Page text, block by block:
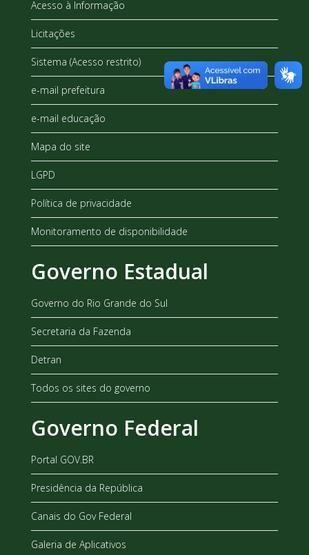
Acesso à Informação
Licitações
Sistema (Acesso restrito)
e-mail prefeitura
e-mail educação
Mapa do site
LGPD
Política de privacidade
Monitoramento de disponibilidade
Governo Estadual
Governo do Rio Grande do Sul
Secretaria da Fazenda
Detran
Todos os sites do governo
Governo Federal
Portal GOV.BR
Presidência da República
Canais do Gov Federal
Galeria de Aplicativos